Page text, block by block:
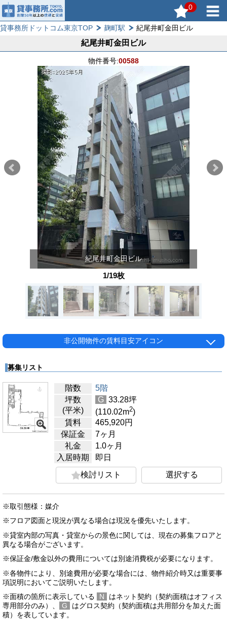
0
貸事務所ドットコム東京TOP 麹町駅 紀尾井町金田ビル
紀尾井町金田ビル
物件番号:00588
紀尾井町金田ビル
1/19枚
非公開物件の賃料目安アイコン
募集リスト
階数
5階
坪数
(平米)
G 33.28坪
(110.02m2)
賃料
465,920円
保証金
7ヶ月
礼金
1.0ヶ月
入居時期
即日
検討リスト
選択する
※取引態様：媒介
※フロア図面と現況が異なる場合は現況を優先いたします。
※貸室内部の写真・貸室からの景色に関しては、現在の募集フロアと
異なる場合がございます。
※保証金/敷金以外の費用については別途消費税が必要になります。
※各物件により、別途費用が必要な場合には、物件紹介時又は重要事
項説明においてご説明いたします。
※面積の箇所に表示している
N
はネット契約（契約面積はオフィス
専用部分のみ）、
G
はグロス契約（契約面積は共用部分を加えた面
積）を表しています。